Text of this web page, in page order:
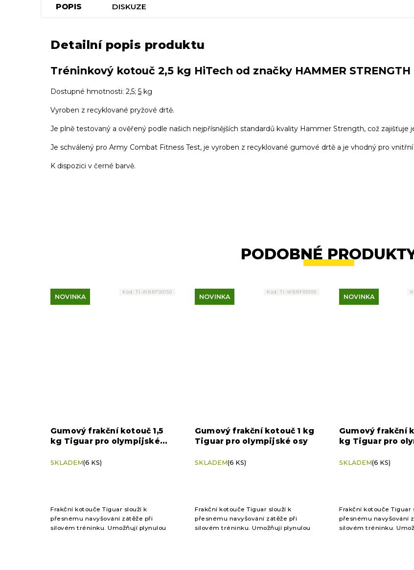
POPIS DISKUZE
Detailní popis produktu
Tréninkový kotouč 2,5 kg HiTech od značky HAMMER STRENGTH
Dostupné hmotnosti: 2,5; 5 kg
Vyroben z recyklované pryžové drtě.
Je plně testovaný a ověřený podle našich nejpřísnějších standardů kvality Hammer Strength, což zajišťuje
Je schválený pro Army Combat Fitness Test, je vyroben z recyklované gumové drtě a je vhodný pro
K dispozici v černé barvě.
PODOBNÉ
NOVINKA
Gumový frakční kotouč 1,5
kg Tiguar pro olympijské
SKLADEM(6 KS)
Frakční kotouče Tiguar slouží k
přesnému navyšování zátěže při
silovém tréninku. Umožňují plynulou
Kód: TI-WBRF00150
NOVINKA
Gumový frakční kotouč 1 kg
Tiguar pro olympijské osy
SKLADEM(6 KS)
Frakční kotouče Tiguar slouží k
přesnému navyšování zátěže při
silovém tréninku. Umožňují plynulou
Kód: TI-WBRF00100
NOVINKA
Gumový frakční
kg Tiguar pro
SKLADEM(6 KS)
Frakční kotouče Tiguar
přesnému navyšování
silovém tréninku.